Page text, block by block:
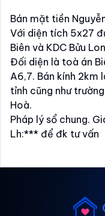
Bán mặt tiền
Với diện tích 5x27
Biên và KDC Bửu
Đối diện là toà án
A6,7. Bán kính 2km
tỉnh cũng như
Hoà.
Pháp lý sổ chung.
Lh:*** để đk tư vấn